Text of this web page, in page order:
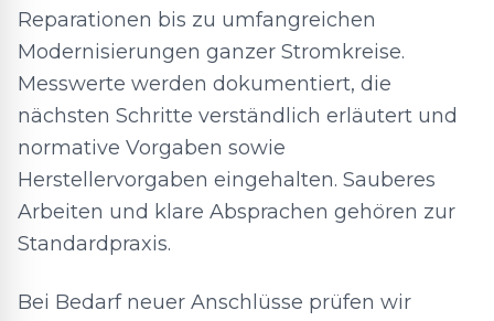
Reparationen bis zu umfangreichen
Modernisierungen ganzer Stromkreise.
Messwerte werden dokumentiert, die
nächsten Schritte verständlich erläutert und
normative Vorgaben sowie
Herstellervorgaben eingehalten. Sauberes
Arbeiten und klare Absprachen gehören zur
Standardpraxis.
Bei Bedarf neuer Anschlüsse prüfen wir